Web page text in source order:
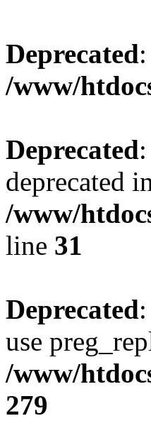
Deprecated
/www/
Deprecated
deprecated
/www/
line 31
Deprecated
use
/www/
279